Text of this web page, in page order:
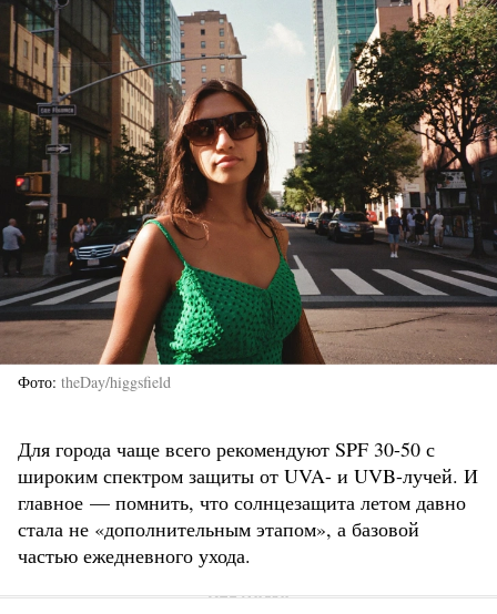
Фото theDay/higgsfield
Для города чаще всего рекомендуют SPF 30-50 с
широким спектром защиты от UVA- и UVB-лучей. И
главное — помнить, что солнцезащита летом давно
стала не «дополнительным этапом», а базовой
частью ежедневного ухода.